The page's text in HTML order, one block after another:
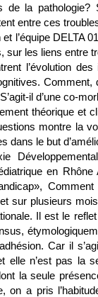
de la
entre ces
l’équipe DELTA
sur les liens entre
l’évolution
Comment,
il d’une co-
théorique et
montre la
dans le but
en
sur plusieurs
Il est le
Car il
elle n’est pas la
la seule
on a pris